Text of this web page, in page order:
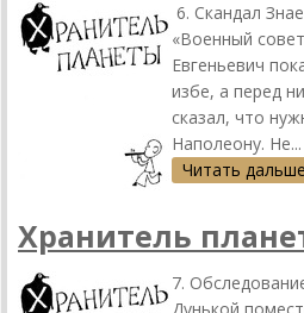
6. Скандал
«Военный
Евгеньевич
избе, а перед
сказал, что
Наполеону. Не...
Читать дальше
Хранитель
7.